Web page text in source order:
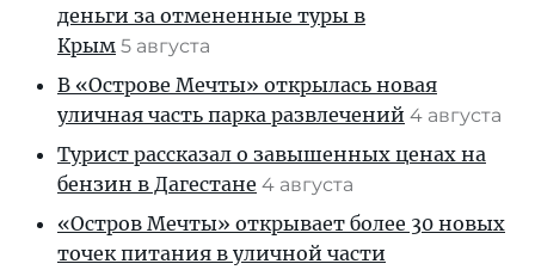
деньги за отмененные туры в
Крым 5 августа
В «Острове Мечты» открылась новая
уличная часть парка развлечений 4 августа
Турист рассказал о завышенных ценах на
бензин в Дагестане 4 августа
«Остров Мечты» открывает более 30 новых
точек питания в уличной части